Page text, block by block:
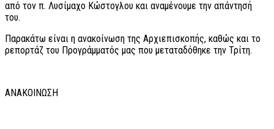
από τον π. Λυσίμαχο Κώστογλου και αναμένουμε την απάντησή
του.
Παρακάτω είναι η ανακοίνωση της Αρχιεπισκοπής, καθώς και το
ρεπορτάζ του Προγράμματός μας που μεταταδόθηκε την Τρίτη.
ΑΝΑΚΟΙΝΩΣΗ